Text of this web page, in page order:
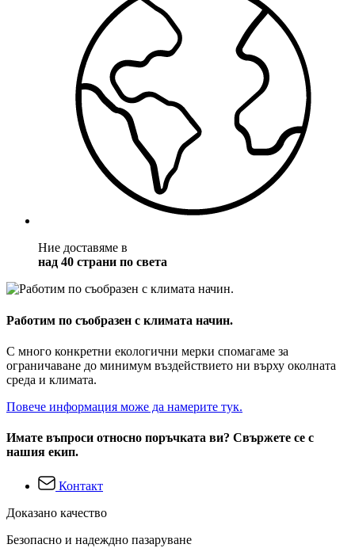
Ние доставяме в
над 40 страни по света
Работим по съобразен с климата начин.
С много конкретни екологични мерки спомагаме за
ограничаване до минимум въздействието ни върху околната
среда и климата.
Повече информация може да намерите тук.
Имате въпроси относно поръчката ви? Свържете се с
нашия екип.
Контакт
Доказано качество
Безопасно и надеждно пазаруване